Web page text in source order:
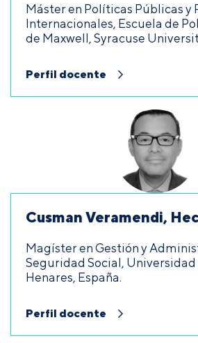
Máster en Políticas Públicas y
Internacionales, Escuela de
de Maxwell, Syracuse
Perfil docente
Cusman Veramendi,
Magíster en Gestión y
Seguridad Social, Universidad
Henares, España.
Perfil docente